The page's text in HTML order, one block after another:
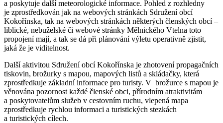
a poskytuje další meteorologické informace. Pohled z rozhledny
je zprostředkován jak na webových stránkách Sdružení obcí
Kokořínska, tak na webových stránkách některých členských obcí –
liblické, nebuželské či webové stránky Mělnického Vtelna toto
propojení mají, a tak se dá při plánování výletu operativně zjistit,
jaká že je viditelnost.
Další aktivitou Sdružení obcí Kokořínska je zhotovení propagačních
tiskovin, brožurky s mapou, mapových listů a skládačky, která
zprostředkuje základní informace pro turisty. V brožurce s mapou je
věnována pozornost každé členské obci, přírodním atraktivitám
a poskytovatelům služeb v cestovním ruchu, vlepená mapa
zprostředkuje rychlou informaci a turistických stezkách
a turistických cílech.